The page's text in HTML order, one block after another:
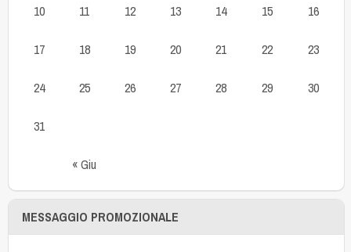
« Giu
10 11 12 13 14 15 16
17 18 19 20 21 22 23
24 25 26 27 28 29 30
31
MESSAGGIO PROMOZIONALE